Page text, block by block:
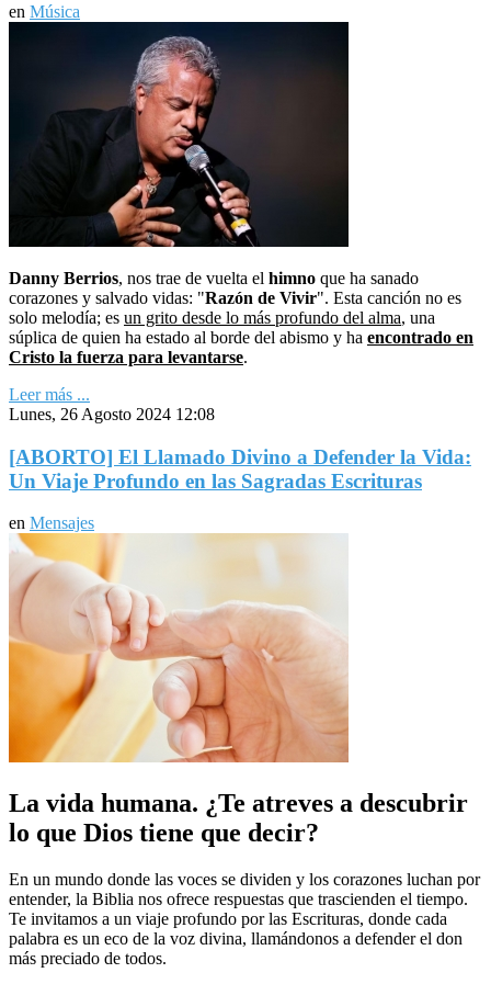
en Música
Danny Berrios, nos trae de vuelta el himno que ha sanado
corazones y salvado vidas: "Razón de Vivir". Esta canción no es
solo melodía; es un grito desde lo más profundo del alma, una
súplica de quien ha estado al borde del abismo y ha encontrado en
Cristo la fuerza para levantarse.
Leer más ...
Lunes, 26 Agosto 2024 12:08
[ABORTO] El Llamado Divino a Defender la Vida:
Un Viaje Profundo en las Sagradas Escrituras
en Mensajes
La vida humana. ¿Te atreves a descubrir
lo que Dios tiene que decir?
En un mundo donde las voces se dividen y los corazones luchan por
entender, la Biblia nos ofrece respuestas que trascienden el tiempo.
Te invitamos a un viaje profundo por las Escrituras, donde cada
palabra es un eco de la voz divina, llamándonos a defender el don
más preciado de todos.